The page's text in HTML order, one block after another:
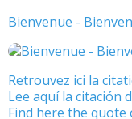
Bienvenue -
Retrouvez ici la
Lee aquí la citación
Find here the quote